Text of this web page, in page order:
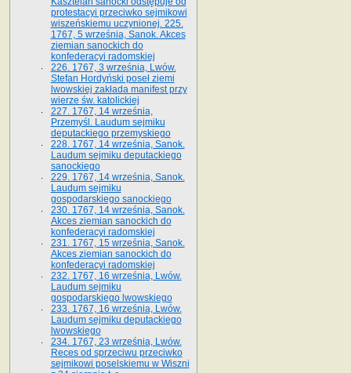
protestacyi przeciwko sejmikowi
wiszeńskiemu uczynionej. 225.
1767, 5 września, Sanok. Akces
ziemian sanockich do
konfederacyi radomskiej
226. 1767, 3 września, Lwów.
Stefan Hordyński poseł ziemi
lwowskiej zakłada manifest przy
wierze św. ka­tolickiej
227. 1767, 14 września,
Przemyśl. Laudum sejmiku
deputackiego przemyskiego
228. 1767, 14 września, Sanok.
Laudum sejmiku deputackiego
sanockiego
229. 1767, 14 września, Sanok.
Laudum sejmiku
gospodarskiego sanockiego
230. 1767, 14 września, Sanok.
Akces ziemian sanockich do
konfederacyi radomskiej
231. 1767, 15 września, Sanok.
Akces ziemian sanockich do
konfederacyi radomskiej
232. 1767, 16 września, Lwów.
Laudum sejmiku
gospodarskiego lwowskiego
233. 1767, 16 września, Lwów.
Laudum sejmiku deputackiego
lwowskiego
234. 1767, 23 września, Lwów.
Reces od sprzeciwu przeciwko
sejmikowi poselskiemu w Wiszni